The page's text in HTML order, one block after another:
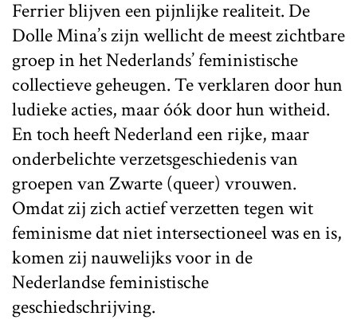
Ferrier blijven een pijnlijke realiteit. De
Dolle Mina’s zijn wellicht de meest zichtbare
groep in het Nederlands’ feministische
collectieve geheugen. Te verklaren door hun
ludieke acties, maar óók door hun witheid.
En toch heeft Nederland een rijke, maar
onderbelichte verzetsgeschiedenis van
groepen van Zwarte (queer) vrouwen.
Omdat zij zich actief verzetten tegen wit
feminisme dat niet intersectioneel was en is,
komen zij nauwelijks voor in de
Nederlandse feministische
geschiedschrijving.